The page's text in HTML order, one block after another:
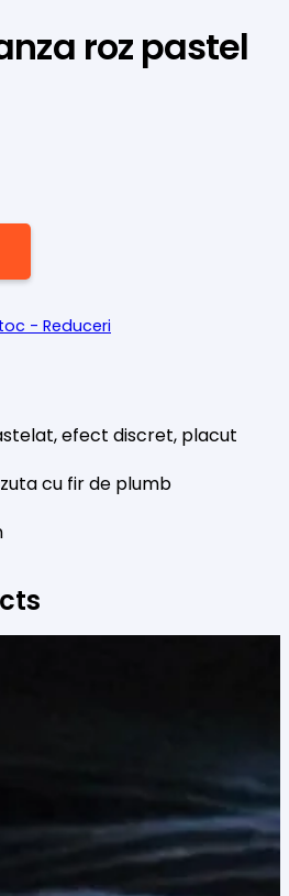
roz pastel
- Reduceri
efect discret, placut
cu fir de plumb